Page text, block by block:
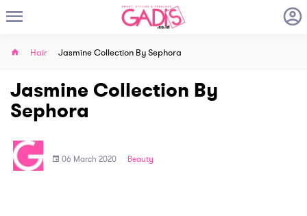
Hair Jasmine Collection By Sephora
Jasmine Collection By
Sephora
06 March 2020 Beauty